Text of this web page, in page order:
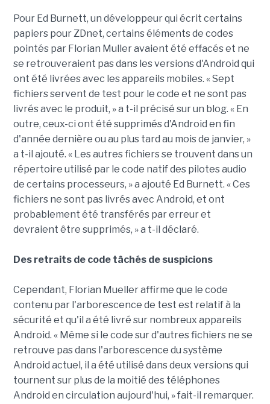
Pour Ed Burnett, un développeur qui écrit certains
papiers pour ZDnet, certains éléments de codes
pointés par Florian Muller avaient été effacés et ne
se retrouveraient pas dans les versions d'Android qui
ont été livrées avec les appareils mobiles. « Sept
fichiers servent de test pour le code et ne sont pas
livrés avec le produit, » a t-il précisé sur un blog. « En
outre, ceux-ci ont été supprimés d'Android en fin
d'année dernière ou au plus tard au mois de janvier, »
a t-il ajouté. « Les autres fichiers se trouvent dans un
répertoire utilisé par le code natif des pilotes audio
de certains processeurs, » a ajouté Ed Burnett. « Ces
fichiers ne sont pas livrés avec Android, et ont
probablement été transférés par erreur et
devraient être supprimés, » a t-il déclaré.
Des retraits de code tâchés de suspicions
Cependant, Florian Mueller affirme que le code
contenu par l'arborescence de test est relatif à la
sécurité et qu'il a été livré sur nombreux appareils
Android. « Même si le code sur d'autres fichiers ne se
retrouve pas dans l'arborescence du système
Android actuel, il a été utilisé dans deux versions qui
tournent sur plus de la moitié des téléphones
Android en circulation aujourd'hui, » fait-il remarquer.